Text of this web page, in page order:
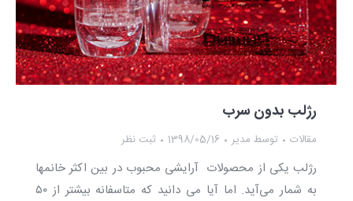
رژلب بدون سرب
مقالات توسط مدیر 1398/05/16 ثبت نظر
رژلب یکی از محصولات آرایشی محبوب در بین اکثر خانمها
به شمار می‌آید. اما آیا می دانید که متاسفانه بیشتر از ۵۰